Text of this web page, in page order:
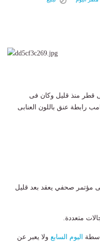
قطر منذ قليل وكان فى
رابطة عنق باللون العنابى
مؤتمر صحفي يعقد بعد قليل
متعددة.
اليوم السابع ولا يعبر عن